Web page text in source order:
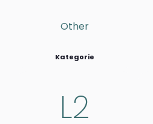
Other
Kategorie
L2